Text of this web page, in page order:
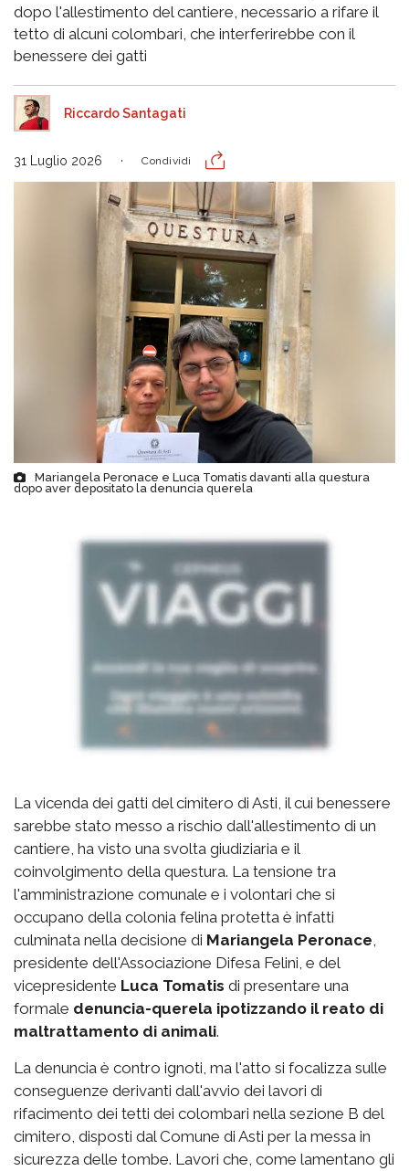
dopo l'allestimento del cantiere, necessario a rifare il
tetto di alcuni colombari, che interferirebbe con il
benessere dei gatti
Riccardo Santagati
31 Luglio 2026 Condividi
Mariangela Peronace e Luca Tomatis davanti alla questura
dopo aver depositato la denuncia querela
La vicenda dei gatti del cimitero di Asti, il cui benessere
sarebbe stato messo a rischio dall'allestimento di un
cantiere, ha visto una svolta giudiziaria e il
coinvolgimento della questura. La tensione tra
l'amministrazione comunale e i volontari che si
occupano della colonia felina protetta è infatti
culminata nella decisione di Mariangela Peronace,
presidente dell'Associazione Difesa Felini, e del
vicepresidente Luca Tomatis di presentare una
formale denuncia-querela ipotizzando il reato di
maltrattamento di animali.
La denuncia è contro ignoti, ma l'atto si focalizza sulle
conseguenze derivanti dall'avvio dei lavori di
rifacimento dei tetti dei colombari nella sezione B del
cimitero, disposti dal Comune di Asti per la messa in
sicurezza delle tombe. Lavori che, come lamentano gli